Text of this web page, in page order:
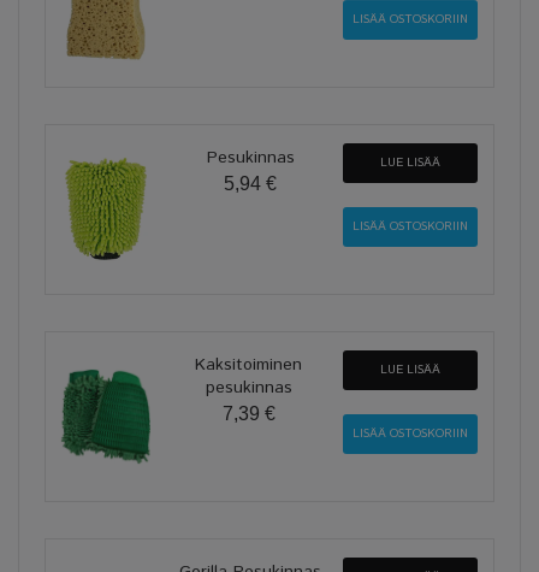
Pesukinnas
5,94 €
LUE LISÄÄ
Kaksitoiminen
pesukinnas
7,39 €
LUE LISÄÄ